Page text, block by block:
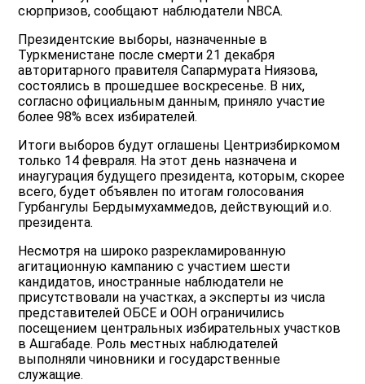
сюрпризов, сообщают наблюдатели NBCA.
Президентские выборы, назначенные в
Туркменистане после смерти 21 декабря
авторитарного правителя Сапармурата Ниязова,
состоялись в прошедшее воскресенье. В них,
согласно официальным данным, приняло участие
более 98% всех избирателей.
Итоги выборов будут оглашены Центризбиркомом
только 14 февраля. На этот день назначена и
инаугурация будущего президента, которым, скорее
всего, будет объявлен по итогам голосования
Гурбангулы Бердымухаммедов, действующий и.о.
президента.
Несмотря на широко разрекламированную
агитационную кампанию с участием шести
кандидатов, иностранные наблюдатели не
присутствовали на участках, а эксперты из числа
представителей ОБСЕ и ООН ограничились
посещением центральных избирательных участков
в Ашгабаде. Роль местных наблюдателей
выполняли чиновники и государственные
служащие.